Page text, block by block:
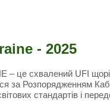
- 2025
– це схвалений UFI
за Розпорядженням
стандартів і